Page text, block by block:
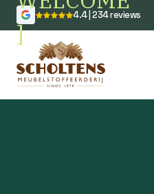
]
4.4 | 234 reviews